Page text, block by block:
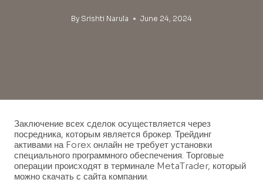
By Srishti Narula June 24, 2024
Заключение всех сделок осуществляется через
посредника, которым является брокер. Трейдинг
активами на Forex онлайн не требует установки
специального программного обеспечения. Торговые
операции происходят в терминале MetaTrader, который
можно скачать с сайта компании.